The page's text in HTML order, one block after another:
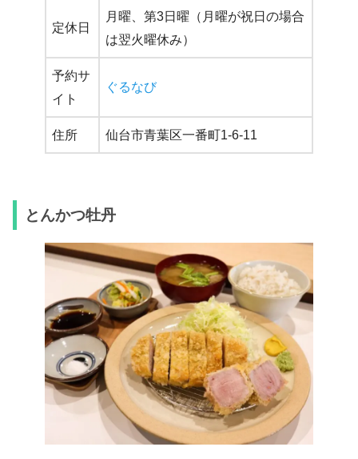
定休日
月曜、第3日曜（月曜が祝日の場合
は翌火曜休み）
予約サ
イト
ぐるなび
住所 仙台市青葉区一番町1-6-11
とんかつ牡丹